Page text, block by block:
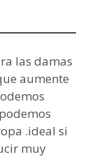
las damas
aumente
.ideal si
muy